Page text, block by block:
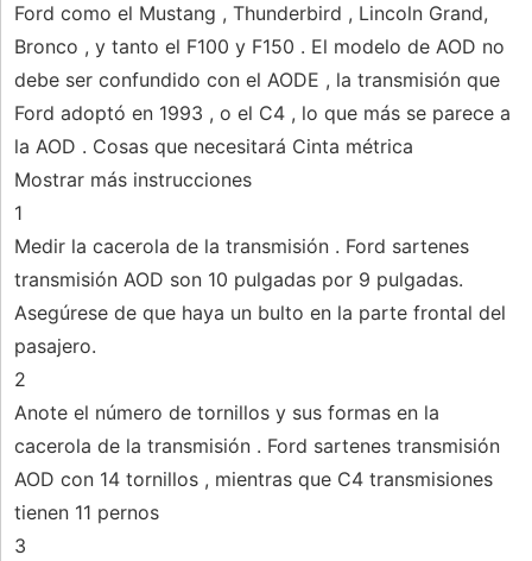
Ford como el Mustang , Thunderbird , Lincoln Grand,
Bronco , y tanto el F100 y F150 . El modelo de AOD no
debe ser confundido con el AODE , la transmisión que
Ford adoptó en 1993 , o el C4 , lo que más se parece a
la AOD . Cosas que necesitará Cinta métrica
Mostrar más instrucciones
1
Medir la cacerola de la transmisión . Ford sartenes
transmisión AOD son 10 pulgadas por 9 pulgadas.
Asegúrese de que haya un bulto en la parte frontal del
pasajero.
2
Anote el número de tornillos y sus formas en la
cacerola de la transmisión . Ford sartenes transmisión
AOD con 14 tornillos , mientras que C4 transmisiones
tienen 11 pernos
3